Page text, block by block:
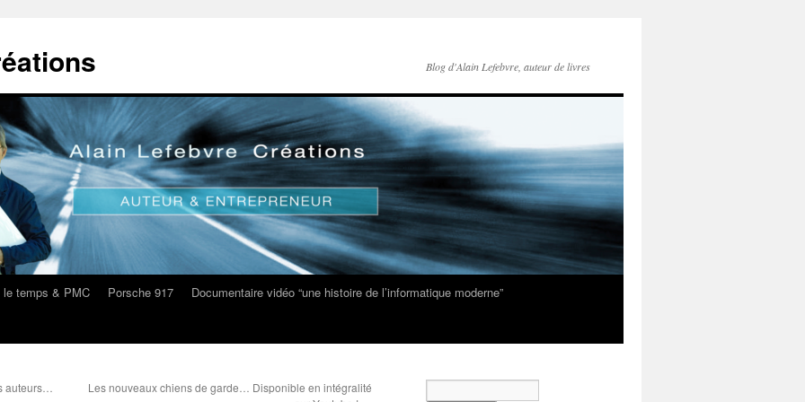
Blog d'Alain Lefebvre, auteur de livres
le temps & PMC Porsche 917
Documentaire vidéo “une histoire de l’informatique moderne”
Les nouveaux chiens de garde… Disponible en intégralité